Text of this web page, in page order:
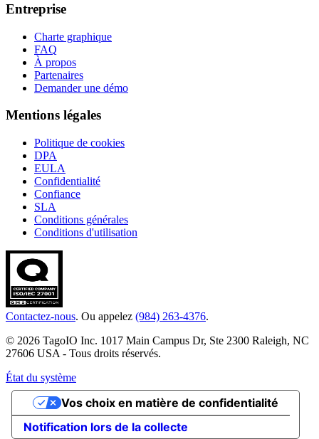
Entreprise
Charte graphique
FAQ
À propos
Partenaires
Demander une démo
Mentions légales
Politique de cookies
DPA
EULA
Confidentialité
Confiance
SLA
Conditions générales
Conditions d'utilisation
Contactez-nous. Ou appelez (984) 263-4376.
© 2026 TagoIO Inc. 1017 Main Campus Dr, Ste 2300 Raleigh, NC
27606 USA - Tous droits réservés.
État du système
Notification lors de la collecte
Vos choix en matière de confidentialité